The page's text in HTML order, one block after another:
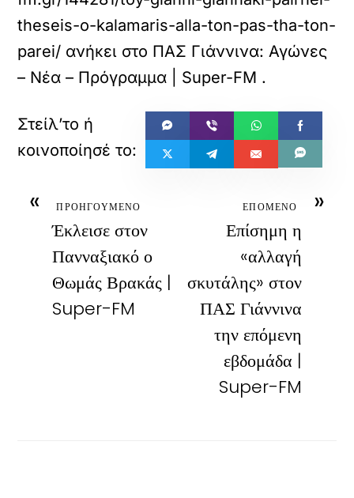
theseis-o-kalamaris-alla-ton-pas-tha-ton-
parei/ ανήκει στο ΠΑΣ Γιάννινα: Αγώνες
– Νέα – Πρόγραμμα | Super-FM .
« ΠΡΟΗΓΟΥΜΕΝΟ
Έκλεισε στον
Πανναξιακό ο
Θωμάς Βρακάς |
Super-FM
»
ΕΠΟΜΕΝΟ
Επίσημη η
«αλλαγή
σκυτάλης» στον
ΠΑΣ Γιάννινα
την επόμενη
εβδομάδα |
Super-FM